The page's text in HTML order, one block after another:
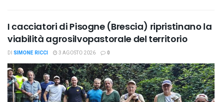
I cacciatori di Pisogne (Brescia) ripristinano la
viabilità agrosilvopastorale del territorio
DI SIMONE RICCI 3 AGOSTO 2026 0